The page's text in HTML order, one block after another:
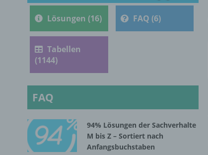
Lösungen (16) FAQ (6)
Tabellen
(1144)
FAQ
94% Lösungen der Sachverhalte
M bis Z – Sortiert nach
Anfangsbuchstaben